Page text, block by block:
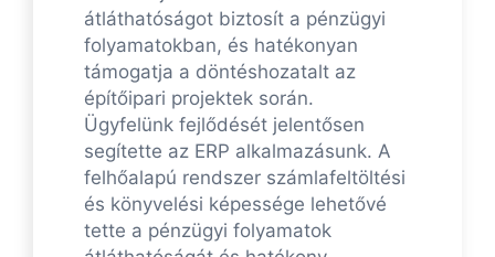
átláthatóságot biztosít a pénzügyi
folyamatokban, és hatékonyan
támogatja a döntéshozatalt az
építőipari projektek során.
Ügyfelünk fejlődését jelentősen
segítette az ERP alkalmazásunk. A
felhőalapú rendszer számlafeltöltési
és könyvelési képessége lehetővé
tette a pénzügyi folyamatok